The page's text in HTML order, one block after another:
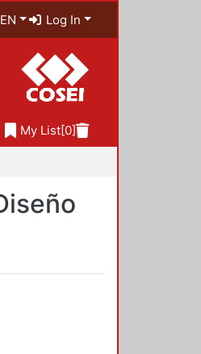
EN Log In
My List[0]